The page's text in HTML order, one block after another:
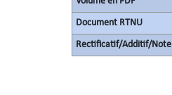
Document RTNU
Rectificatif/Additif/Note